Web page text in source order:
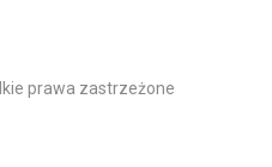
prawa zastrzeżone